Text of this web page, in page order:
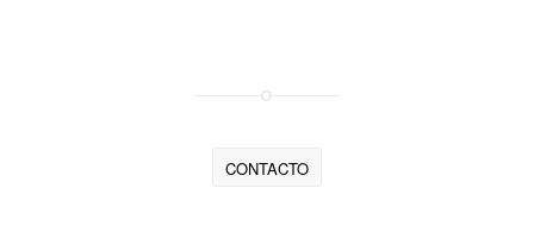
CONTACTO